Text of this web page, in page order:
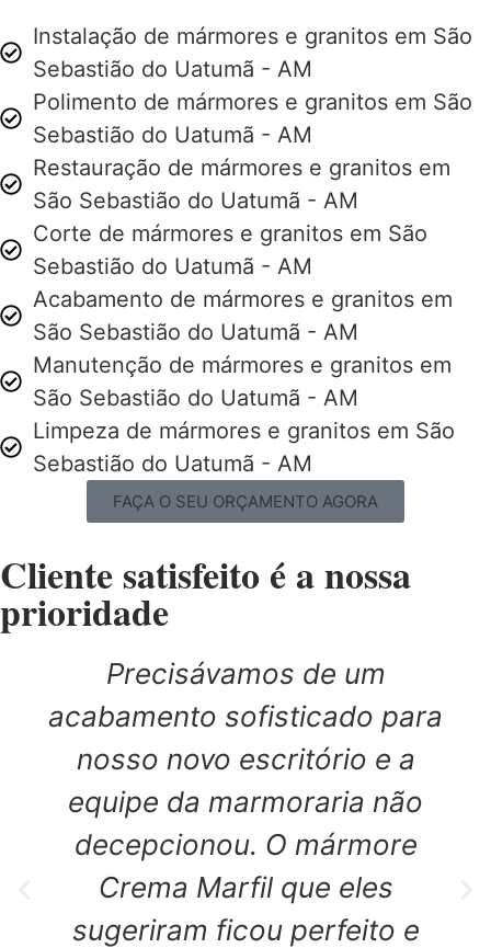
Instalação de mármores e granitos em São
Sebastião do Uatumã - AM
Polimento de mármores e granitos em São
Sebastião do Uatumã - AM
Restauração de mármores e granitos em
São Sebastião do Uatumã - AM
Corte de mármores e granitos em São
Sebastião do Uatumã - AM
Acabamento de mármores e granitos em
São Sebastião do Uatumã - AM
Manutenção de mármores e granitos em
São Sebastião do Uatumã - AM
Limpeza de mármores e granitos em São
Sebastião do Uatumã - AM
FAÇA O SEU ORÇAMENTO AGORA
Cliente satisfeito é a nossa
prioridade
Precisávamos de um
acabamento sofisticado para
nosso novo escritório e a
equipe da marmoraria não
decepcionou. O mármore
Crema Marfil que eles
sugeriram ficou perfeito e